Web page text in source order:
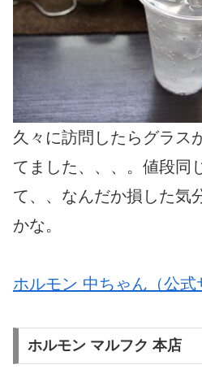
久々に訪問したらグラス
てました、、、。値段同
て、、なんだか損した気
かな。
ホルモン 中ちゃん（公式
ホルモン マルフク 本店